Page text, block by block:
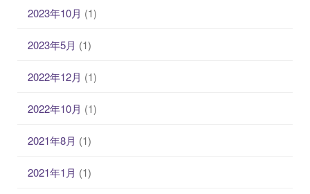
2023年10月 (1)
2023年5月 (1)
2022年12月 (1)
2022年10月 (1)
2021年8月 (1)
2021年1月 (1)